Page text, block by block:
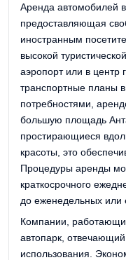
Аренда автомобилей
предоставляющая
иностранным
высокой
аэропорт или в центр
транспортные планы
потребностями,
большую площадь
простирающиеся
красоты, это
Процедуры аренды
краткосрочного
до еженедельных или
Компании,
автопарк,
использования.